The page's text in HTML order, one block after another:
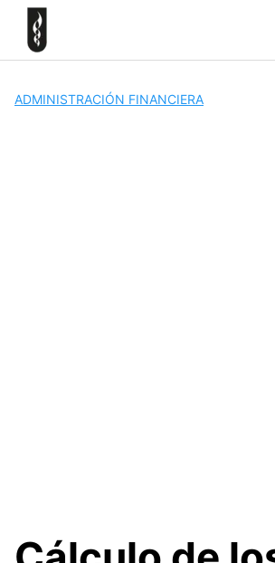
Skip
content
ADMINISTRACIÓN FINANCIERA